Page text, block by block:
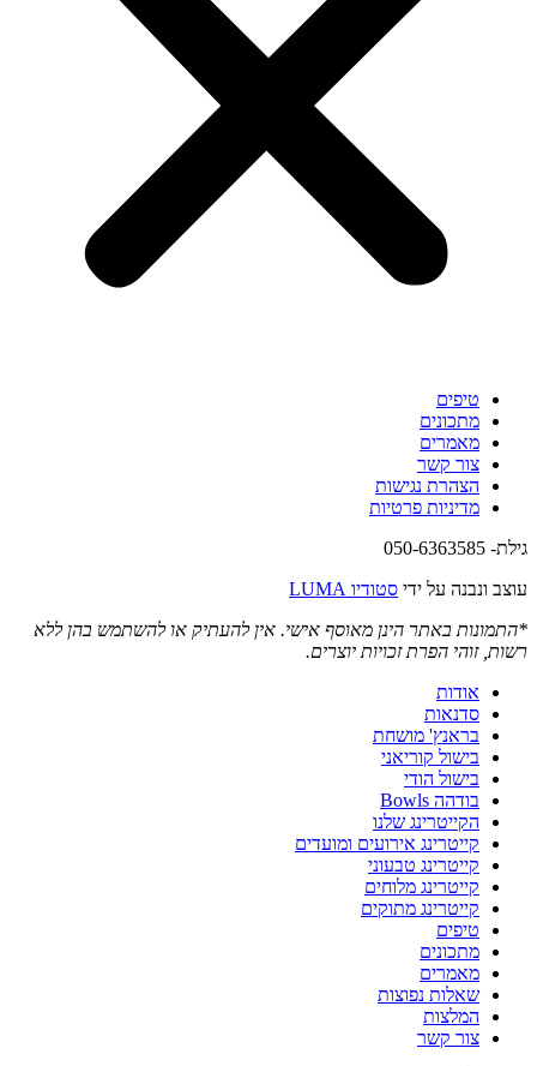
טיפים
מתכונים
מאמרים
צור קשר
הצהרת נגישות
מדיניות פרטיות
גילת- 050-6363585
עוצב ונבנה על ידי סטודיו LUMA
*התמונות באתר הינן מאוסף אישי. אין להעתיק או להשתמש בהן ללא
רשות, זוהי הפרת זכויות יוצרים.
אודות
סדנאות
בראנץ' מושחת
בישול קוריאני
בישול הודי
בודהה Bowls
הקייטרינג שלנו
קייטרינג אירועים ומועדים
קייטרינג טבעוני
קייטרינג מלוחים
קייטרינג מתוקים
טיפים
מתכונים
מאמרים
שאלות נפוצות
המלצות
צור קשר